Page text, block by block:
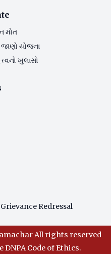
મોત
જાણો યોજના
ખુલાસો
Redressal
All rights reserved
Code of Ethics.